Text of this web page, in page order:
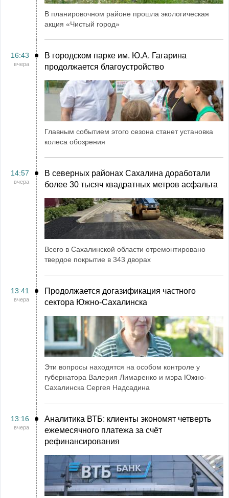
В планировочном районе прошла экологическая
акция «Чистый город»
16:43
вчера
В городском парке им. Ю.А. Гагарина
продолжается благоустройство
Главным событием этого сезона станет установка
колеса обозрения
14:57
вчера
В северных районах Сахалина доработали
более 30 тысяч квадратных метров асфальта
Всего в Сахалинской области отремонтировано
твердое покрытие в 343 дворах
13:41
вчера
Продолжается догазификация частного
сектора Южно-Сахалинска
Эти вопросы находятся на особом контроле у
губернатора Валерия Лимаренко и мэра Южно-
Сахалинска Сергея Надсадина
13:16
вчера
Аналитика ВТБ: клиенты экономят четверть
ежемесячного платежа за счёт
рефинансирования